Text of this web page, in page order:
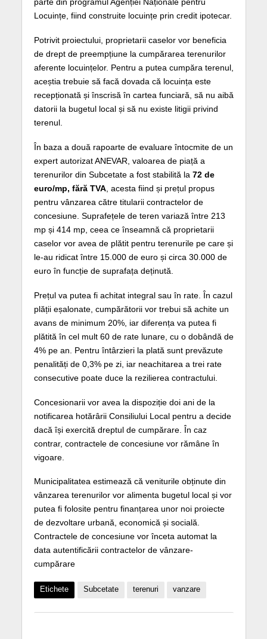
Locuințe, fiind construite locuințe prin credit ipotecar.
Potrivit proiectului, proprietarii caselor vor beneficia
de drept de preempțiune la cumpărarea terenurilor
aferente locuințelor. Pentru a putea cumpăra terenul,
aceștia trebuie să facă dovada că locuința este
recepționată și înscrisă în cartea funciară, să nu aibă
datorii la bugetul local și să nu existe litigii privind
terenul.
În baza a două rapoarte de evaluare întocmite de un
expert autorizat ANEVAR, valoarea de piață a
terenurilor din Subcetate a fost stabilită la 72 de
euro/mp, fără TVA, acesta fiind și prețul propus
pentru vânzarea către titularii contractelor de
concesiune. Suprafețele de teren variază între 213
mp și 414 mp, ceea ce înseamnă că proprietarii
caselor vor avea de plătit pentru terenurile pe care și
le-au ridicat între 15.000 de euro și circa 30.000 de
euro în funcție de suprafața deținută.
Prețul va putea fi achitat integral sau în rate. În cazul
plății eșalonate, cumpărătorii vor trebui să achite un
avans de minimum 20%, iar diferența va putea fi
plătită în cel mult 60 de rate lunare, cu o dobândă de
4% pe an. Pentru întârzieri la plată sunt prevăzute
penalități de 0,3% pe zi, iar neachitarea a trei rate
consecutive poate duce la rezilierea contractului.
Concesionarii vor avea la dispoziție doi ani de la
notificarea hotărârii Consiliului Local pentru a decide
dacă își exercită dreptul de cumpărare. În caz
contrar, contractele de concesiune vor rămâne în
vigoare.
Municipalitatea estimează că veniturile obținute din
vânzarea terenurilor vor alimenta bugetul local și vor
putea fi folosite pentru finanțarea unor noi proiecte
de dezvoltare urbană, economică și socială.
Contractele de concesiune vor înceta automat la
data autentificării contractelor de vânzare-
cumpărare
Etichete Subcetate terenuri vanzare